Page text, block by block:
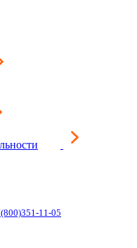
11-05